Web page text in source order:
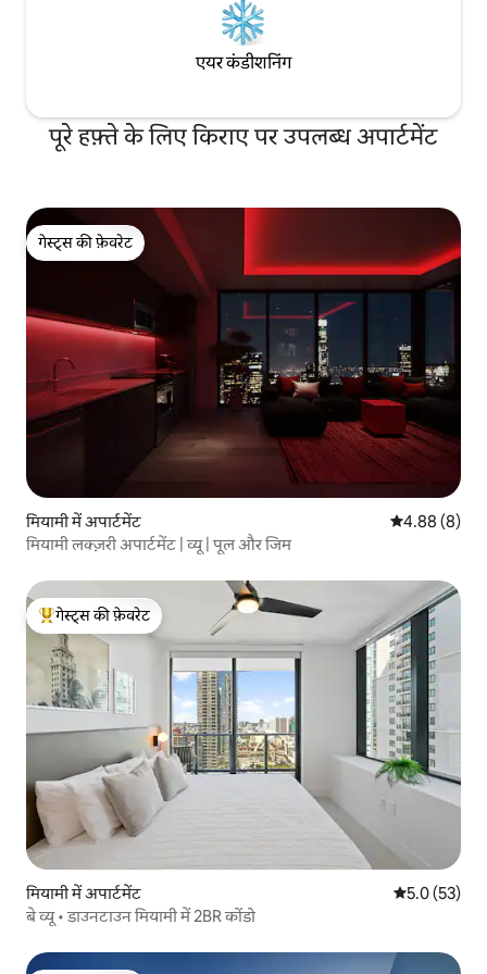
एयर कंडीशनिंग
पूरे हफ़्ते के लिए किराए पर उपलब्ध अपार्टमेंट
गेस्ट्स की फ़ेवरेट
गेस्ट्स की फ़ेवरेट
मियामी में अपार्टमेंट औसत रेटिंग 5 में
4.88 (8)
मियामी लक्ज़री अपार्टमेंट | व्यू | पूल और जिम
गेस्ट्स का टॉप फ़ेवरेट
गेस्ट्स की फ़ेवरेट
मियामी में अपार्टमेंट औसत रेटिंग 5
5.0 (53)
बे व्यू • डाउनटाउन मियामी में 2BR कोंडो